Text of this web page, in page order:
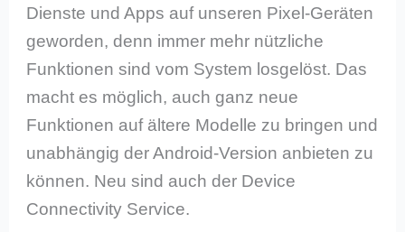
Dienste und Apps auf unseren Pixel-Geräten
geworden, denn immer mehr nützliche
Funktionen sind vom System losgelöst. Das
macht es möglich, auch ganz neue
Funktionen auf ältere Modelle zu bringen und
unabhängig der Android-Version anbieten zu
können. Neu sind auch der Device
Connectivity Service.